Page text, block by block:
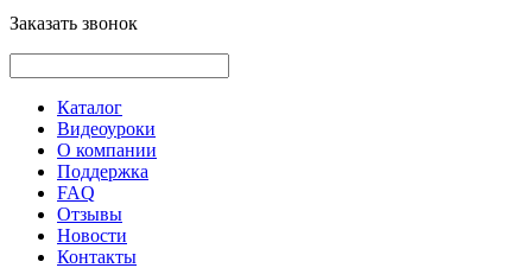
Заказать звонок
Каталог
Видеоуроки
О компании
Поддержка
FAQ
Отзывы
Новости
Контакты